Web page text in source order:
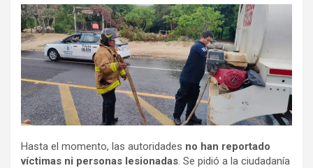
Hasta el momento, las autoridades no han reportado
víctimas ni personas lesionadas. Se pidió a la ciudadanía